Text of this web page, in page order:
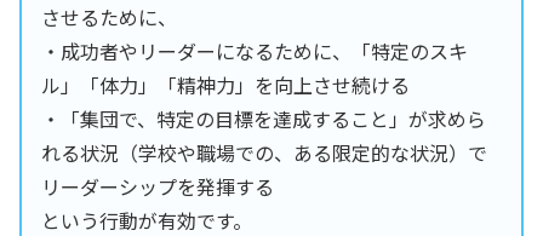
させるために、
・成功者やリーダーになるために、「特定のスキ
ル」「体力」「精神力」を向上させ続ける
・「集団で、特定の目標を達成すること」が求めら
れる状況（学校や職場での、ある限定的な状況）で
リーダーシップを発揮する
という行動が有効です。